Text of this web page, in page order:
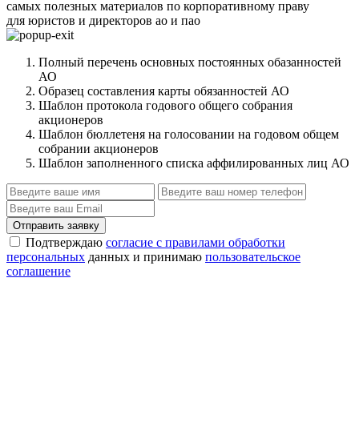
самых полезных материалов по корпоративному праву
для юристов и директоров ао и пао
Полный перечень основных постоянных обазанностей
АО
Образец составления карты обязанностей АО
Шаблон протокола годового общего собрания
акционеров
Шаблон бюллетеня на голосовании на годовом общем
собрании акционеров
Шаблон заполненного списка аффилированных лиц АО
Отправить заявку
Подтверждаю согласие с правилами обработки
персональных данных и принимаю пользовательское
соглашение